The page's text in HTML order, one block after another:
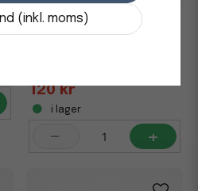
Inventeringslista
120 kr
i lager
- +
(inkl. moms)